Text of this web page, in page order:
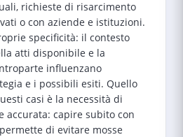
richieste di risarcimento
o con aziende e istituzioni.
specificità: il contesto
atti disponibile e la
influenzano
e i possibili esiti. Quello
casi è la necessità di
accurata: capire subito con
di evitare mosse